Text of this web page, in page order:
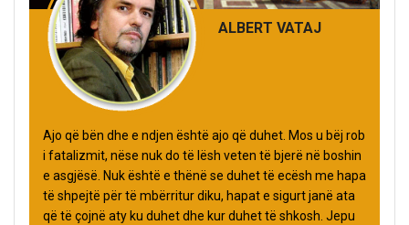
ALBERT VATAJ
Ajo që bën dhe e ndjen është ajo që duhet. Mos u bëj rob
i fatalizmit, nëse nuk do të lësh veten të bjerë në boshin
e asgjësë. Nuk është e thënë se duhet të ecësh me hapa
të shpejtë për të mbërritur diku, hapat e sigurt janë ata
që të çojnë aty ku duhet dhe kur duhet të shkosh. Jepu